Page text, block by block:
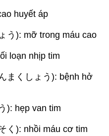
huyết áp
う): mỡ trong máu cao
loạn nhịp tim
まくしょう): bệnh hở
): hẹp van tim
く): nhồi máu cơ tim